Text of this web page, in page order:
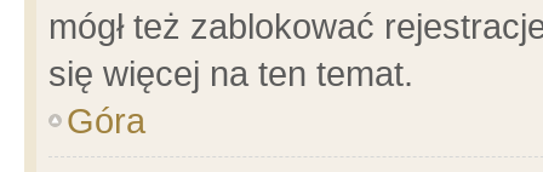
mógł też zablokować
się więcej na ten temat.
Góra